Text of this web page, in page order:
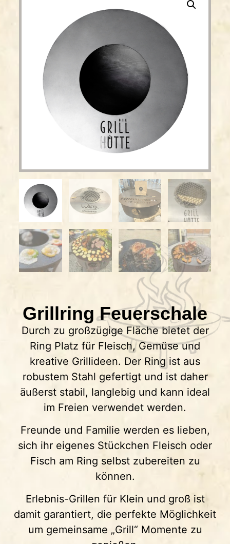
Grillring Feuerschale
Durch zu großzügige Fläche bietet der
Ring Platz für Fleisch, Gemüse und
kreative Grillideen. Der Ring ist aus
robustem Stahl gefertigt und ist daher
äußerst stabil, langlebig und kann ideal
im Freien verwendet werden.
Freunde und Familie werden es lieben,
sich ihr eigenes Stückchen Fleisch oder
Fisch am Ring selbst zubereiten zu
können.
Erlebnis-Grillen für Klein und groß ist
damit garantiert, die perfekte Möglichkeit
um gemeinsame „Grill“ Momente zu